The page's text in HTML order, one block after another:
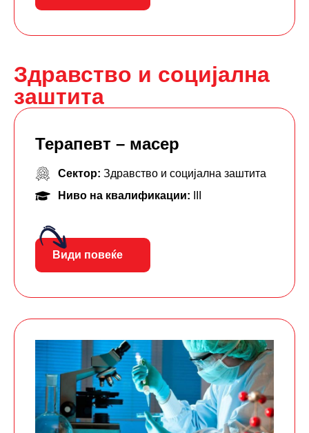
Здравство и социјална
заштита
Терапевт – масер
Сектор: Здравство и социјална заштита
Ниво на квалификации:
Види повеќе